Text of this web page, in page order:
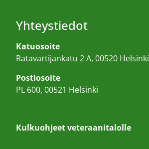
Yhteystiedot
Katuosoite
Ratavartijankatu 2 A, 00520 Helsinki
Postiosoite
PL 600, 00521 Helsinki
Kulkuohjeet veteraanitalolle